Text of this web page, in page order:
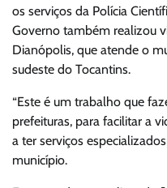
os serviços da Polícia
Governo também realizou
Dianópolis, que atende o
sudeste do Tocantins.
“Este é um trabalho que
prefeituras, para facilitar a
a ter serviços
município.